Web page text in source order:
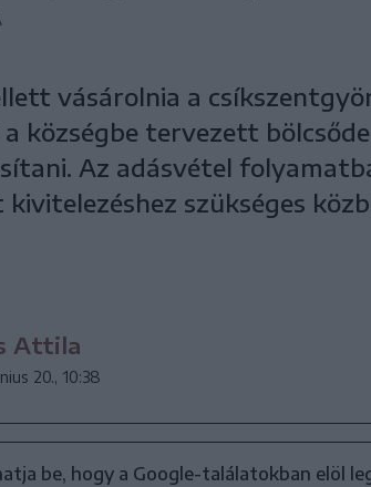
vásárolnia a
községbe tervezett
Az adásvétel
szükséges
Attila
20., 10:38
be, hogy a Google-találatokban elöl